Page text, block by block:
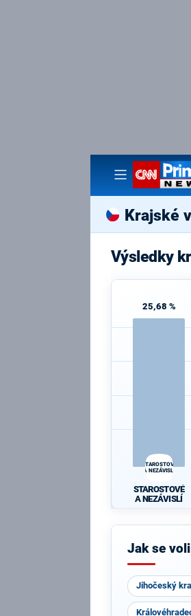
Krajské
Výsledky
25,68 %
STAROSTOVÉ
A NEZÁVISLÍ
STAROSTOVÉ
A NEZÁVISLÍ
Jak se
Jihočeský